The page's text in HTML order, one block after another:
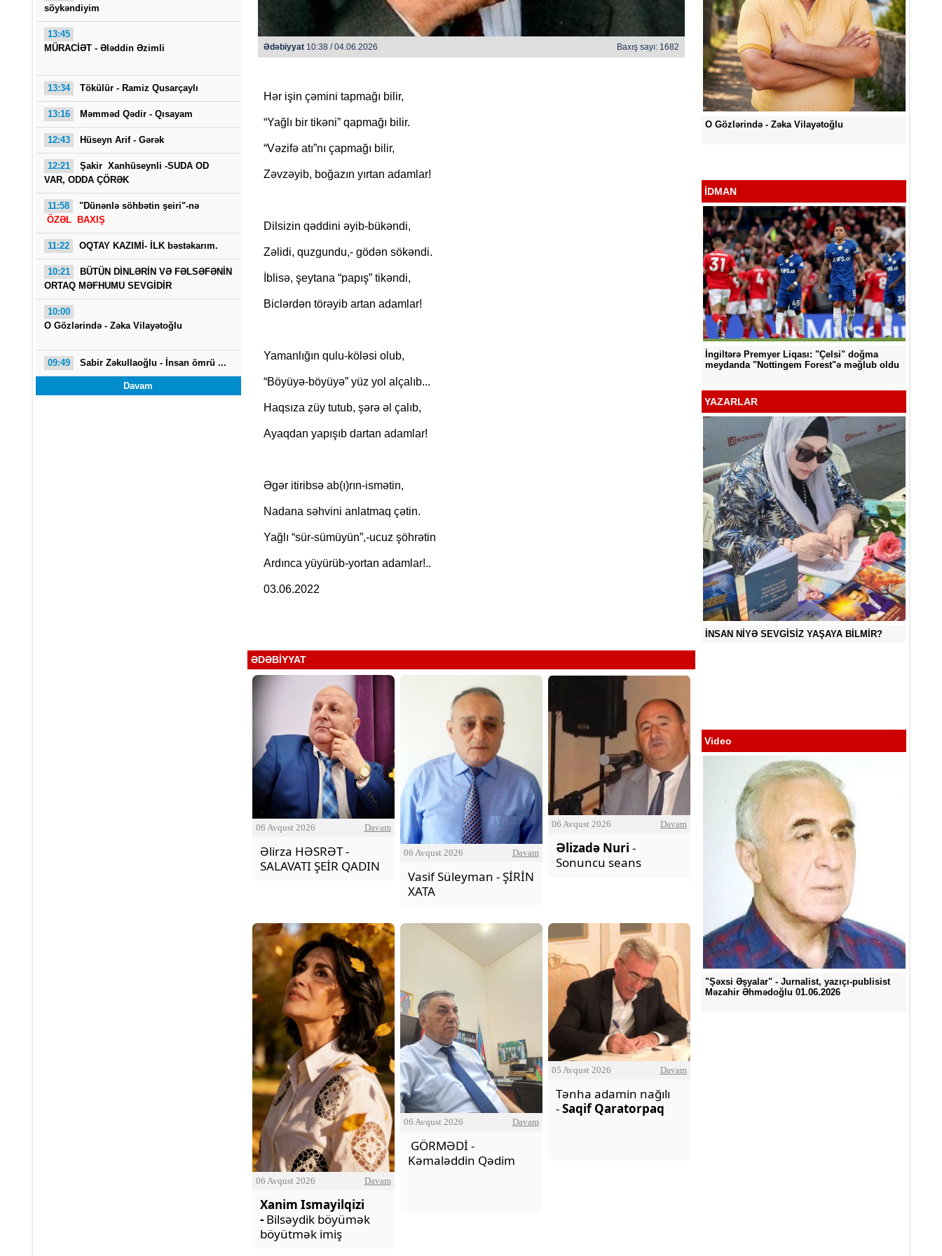
söykəndiyim
13:45
MÜRACİƏT - Ələddin Əzimli
13:34 Tökülür - Ramiz Qusarçaylı
13:16 Məmməd Qədir - Qısayam
12:43 Hüseyn Arif - Gərək
12:21
Şakir Xanhüseynli -SUDA OD
VAR, ODDA ÇÖRƏK
11:58
"Dünənlə söhbətin şeiri"-nə
ÖZƏL BAXIŞ
11:22 OQTAY KAZIMİ- İLK bəstəkarım.
10:21
BÜTÜN DİNLƏRİN VƏ FƏLSƏFƏNİN
ORTAQ MƏFHUMU SEVGİDİR
10:00
O Gözlərində - Zəka Vilayətoğlu
09:49 Sabir Zəkullaoğlu - İnsan ömrü ...
Davam
Ədəbiyyat10:38 / 04.06.2026 Baxış sayı: 1682
Hər işin çəmini tapmağı bilir,
“Yağlı bir tikəni” qapmağı bilir.
“Vəzifə atı”nı çapmağı bilir,
Zəvzəyib, boğazın yırtan adamlar!
Dilsizin qəddini əyib-bükəndi,
Zəlidi, quzgundu,- gödən sökəndi.
İblisə, şeytana “papış” tikəndi,
Biclərdən törəyib artan adamlar!
Yamanlığın qulu-köləsi olub,
“Böyüyə-böyüyə” yüz yol alçalıb...
Haqsıza züy tutub, şərə əl çalıb,
Ayaqdan yapışıb dartan adamlar!
Əgər itiribsə ab(ı)rın-ismətin,
Nadana səhvini anlatmaq çətin.
Yağlı “sür-sümüyün”,-ucuz şöhrətin
Ardınca yüyürüb-yortan adamlar!..
03.06.2022
ƏDƏBIYYAT
06 Avqust 2026 Davam
Əlirza HƏSRƏT -
SALAVATI ŞEİR QADIN
06 Avqust 2026 Davam
Vasif Süleyman - ŞİRİN
XATA
06 Avqust 2026 Davam
Əlizadə Nuri -
Sonuncu seans
06 Avqust 2026 Davam
Xanim Ismayilqizi
- Bilsəydik böyümək
böyütmək imiş
06 Avqust 2026 Davam
GÖRMƏDİ -
Kəmaləddin Qədim
05 Avqust 2026 Davam
Tənha adamin nağılı
-Saqif Qaratorpaq
O Gözlərində - Zəka Vilayətoğlu
O Gözlərində - Zəka Vilayətoğlu
İDMAN
İngiltərə Premyer Liqası: "Çelsi" doğma
meydanda "Nottingem Forest"ə məğlub oldu
YAZARLAR
"Dünənlə söhbətin şeiri"-nə ÖZƏL BAXIŞ
İNSAN NİYƏ SEVGİSİZ YAŞAYA BİLMİR?
Video
"Şəxsi Əşyalar" - Jurnalist, yazıçı-publisist
Məzahir Əhmədoğlu 01.06.2026